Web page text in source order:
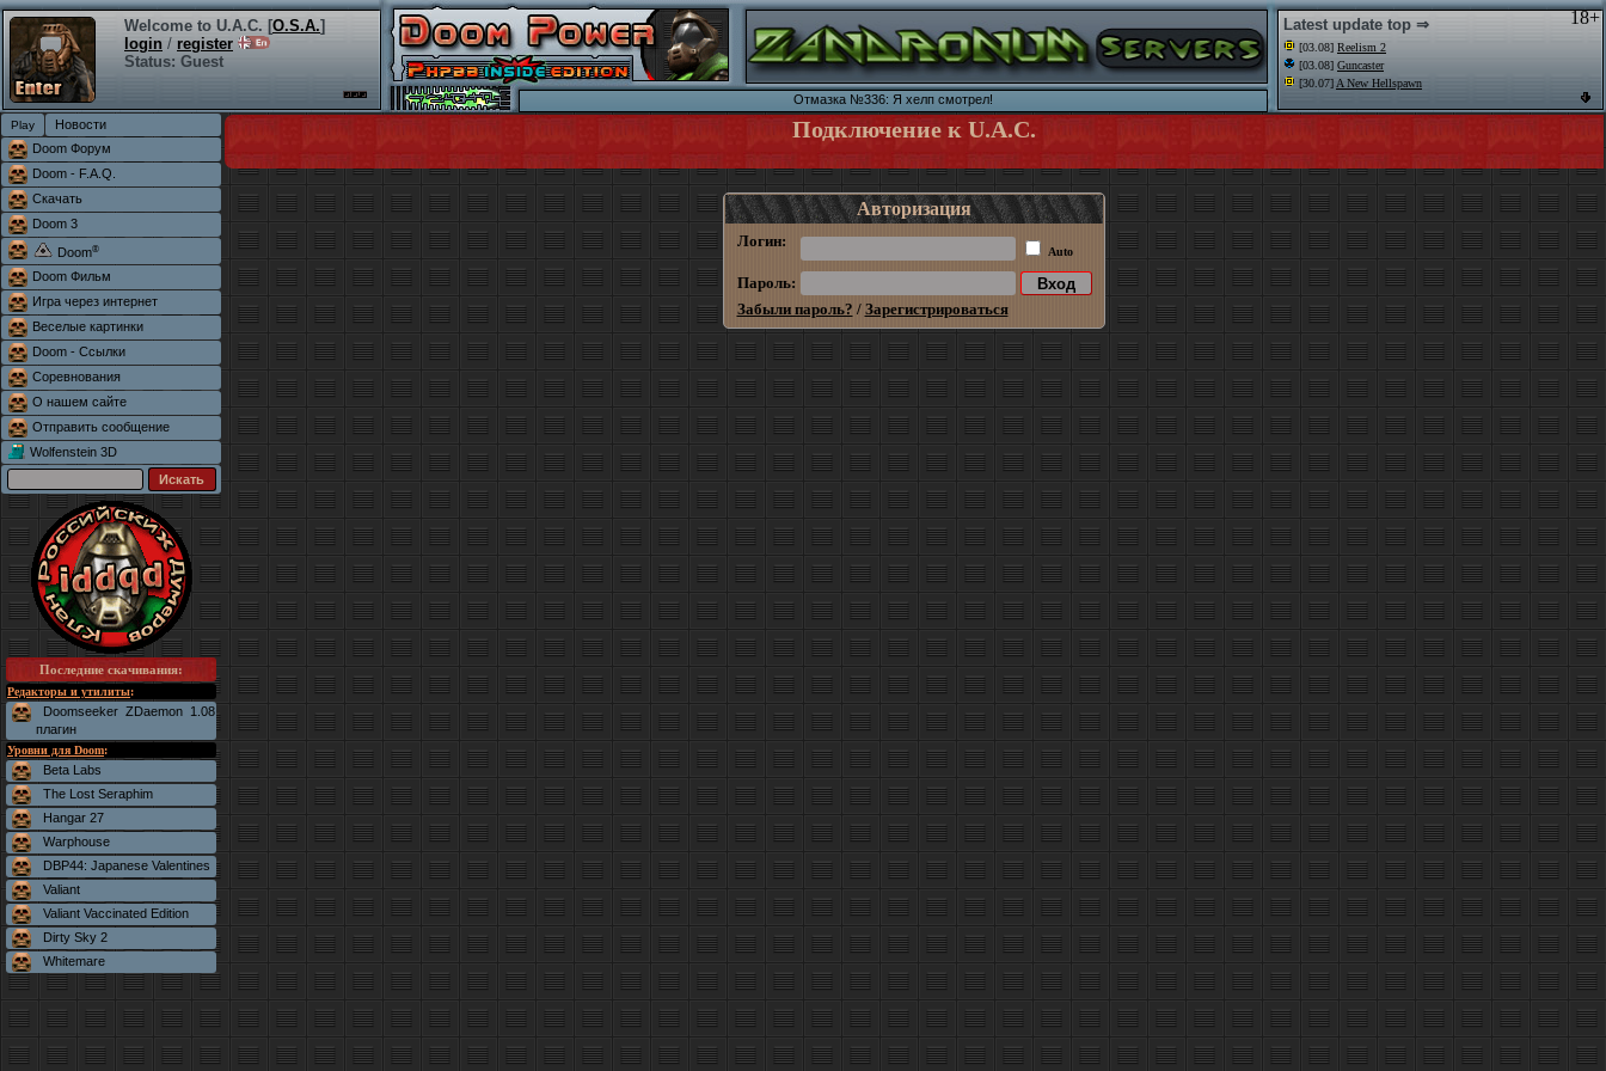
18+
Welcome to U.A.C. [O.S.A.]
login / register
Status: Guest
Latest update top ⇒
[03.08] Reelism 2
[03.08] Guncaster
[30.07] A New Hellspawn
Отмазка №336: Я хелп смотрел!
Новости
Doom Форум
Doom - F.A.Q.
Скачать
Doom 3
Doom®
Doom Фильм
Игра через интернет
Веселые картинки
Doom - Ссылки
Соревнования
О нашем сайте
Отправить сообщение
Wolfenstein 3D
Последние скачивания:
Редакторы и утилиты:
Doomseeker ZDaemon 1.08
плагин
Уровни для Doom:
Beta Labs
The Lost Seraphim
Hangar 27
Warphouse
DBP44: Japanese Valentines
Valiant
Valiant Vaccinated Edition
Dirty Sky 2
Whitemare
Подключение к U.A.C.
Авторизация
Логин:
Auto
Пароль:
Забыли пароль? / Зарегистрироваться